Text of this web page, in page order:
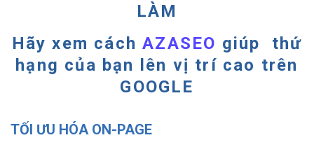
LÀM
Hãy xem cáchAZASEO giúp
thứ
hạng của bạn lên vị trí cao trên
GOOGLE
TỐI ƯU HÓA ON-PAGE